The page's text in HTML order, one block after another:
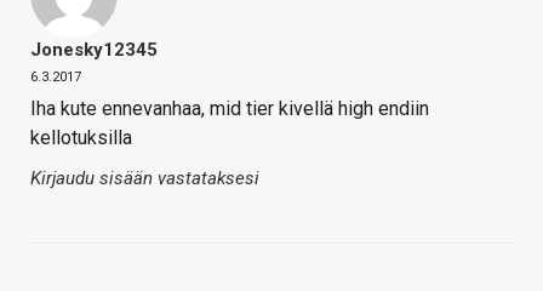
Jonesky12345
6.3.2017
Iha kute ennevanhaa, mid tier kivellä high endiin
kellotuksilla
Kirjaudu sisään vastataksesi